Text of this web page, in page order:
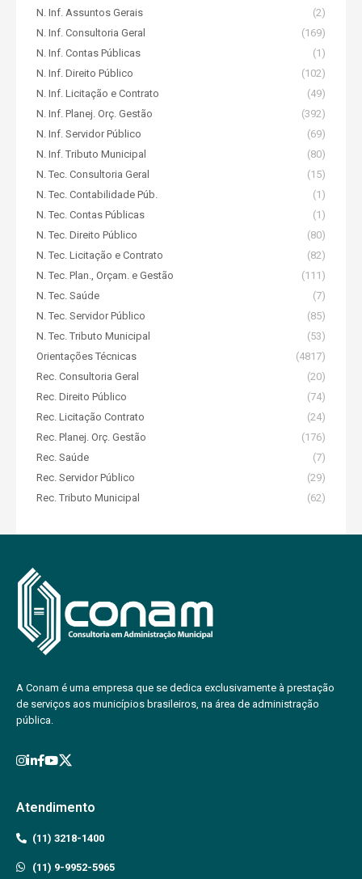
N. Inf. Assuntos Gerais
(2)
N. Inf. Consultoria Geral
(169)
N. Inf. Contas Públicas
(1)
N. Inf. Direito Público
(102)
N. Inf. Licitação e Contrato
(49)
N. Inf. Planej. Orç. Gestão
(392)
N. Inf. Servidor Público
(69)
N. Inf. Tributo Municipal
(80)
N. Tec. Consultoria Geral
(15)
N. Tec. Contabilidade Púb.
(1)
N. Tec. Contas Públicas
(1)
N. Tec. Direito Público
(80)
N. Tec. Licitação e Contrato
(82)
N. Tec. Plan., Orçam. e Gestão
(111)
N. Tec. Saúde
(7)
N. Tec. Servidor Público
(85)
N. Tec. Tributo Municipal
(53)
Orientações Técnicas
(4817)
Rec. Consultoria Geral
(20)
Rec. Direito Público
(74)
Rec. Licitação Contrato
(24)
Rec. Planej. Orç. Gestão
(176)
Rec. Saúde
(7)
Rec. Servidor Público
(29)
Rec. Tributo Municipal
(62)
A Conam é uma empresa que se dedica exclusivamente à prestação
de serviços aos municípios brasileiros, na área de administração
pública.
Atendimento
(11) 3218-1400
(11) 9-9952-5965